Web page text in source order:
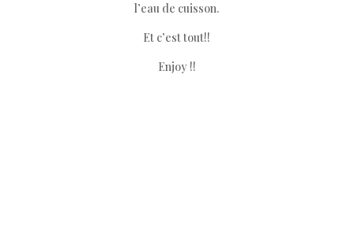
l’eau de cuisson.
Et c’est tout!!
Enjoy !!